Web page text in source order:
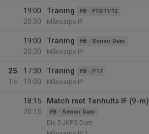
19:00
20:30
Träning FB - F10/11/12
Månsarps IF
19:00
20:30
Träning FB - Senior Dam
Månsarps IP
25
Tis
17:30
19:00
Träning FB - P17
Månsarps IP
18:15
20:15
Match mot Tenhults IF (9-m)
FB - Senior Dam
Div 5 JKPG Dam